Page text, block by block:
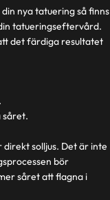
nya tatuering så finns
tatueringseftervård.
det färdiga resultatet
såret.
solljus. Det är inte
bör
såret att flagna i